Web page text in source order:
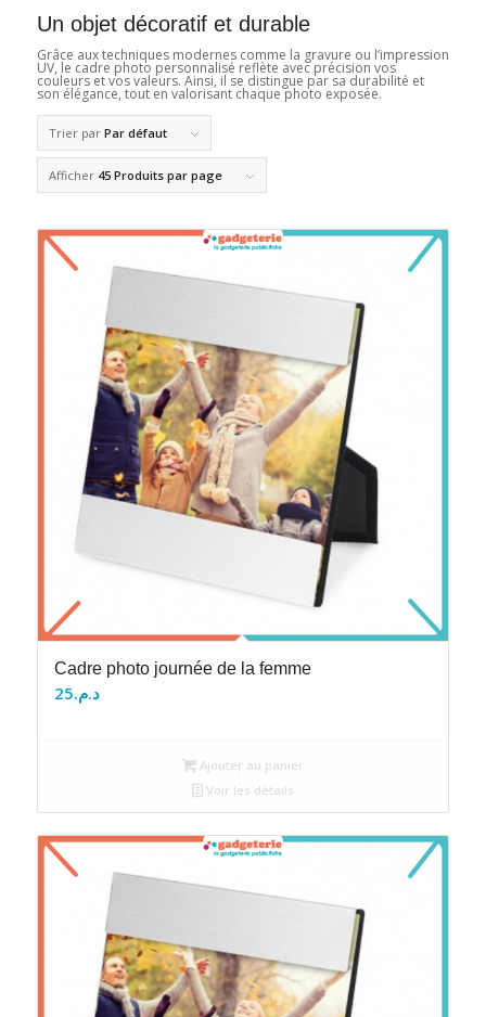
Un objet décoratif et durable
Grâce aux techniques modernes comme la gravure ou l’impression
UV, le cadre photo personnalisé reflète avec précision vos
couleurs et vos valeurs. Ainsi, il se distingue par sa durabilité et
son élégance, tout en valorisant chaque photo exposée.
Trier par Par défaut
Afficher 45 Produits par page
Cadre photo journée de la femme
د.م.25
Ajouter au panier
Voir les détails